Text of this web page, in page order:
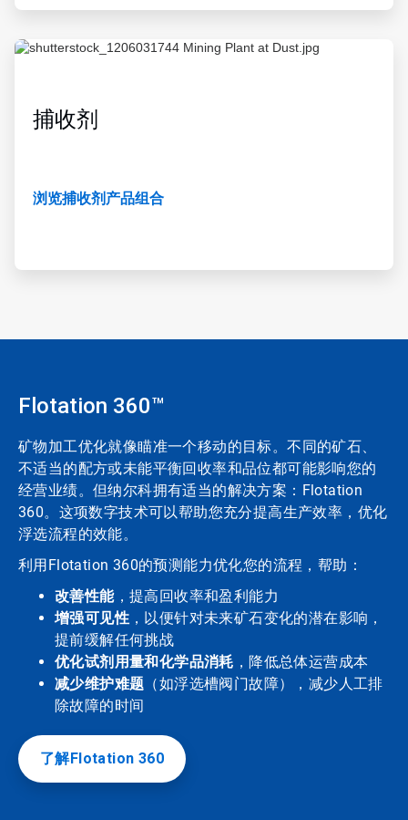
ArticleTile
捕收剂
浏览捕收剂产品组合
Flotation 360™
矿物加工优化就像瞄准一个移动的目标。不同的矿石、
不适当的配方或未能平衡回收率和品位都可能影响您的
经营业绩。但纳尔科拥有适当的解决方案：Flotation
360。这项数字技术可以帮助您充分提高生产效率，优化
浮选流程的效能。
利用Flotation 360的预测能力优化您的流程，帮助：
改善性能，提高回收率和盈利能力
增强可见性 ，以便针对未来矿石变化的潜在影响，
提前缓解任何挑战
优化试剂用量和化学品消耗 ，降低总体运营成本
减少维护难题 （如浮选槽阀门故障），减少人工排
除故障的时间
了解Flotation 360